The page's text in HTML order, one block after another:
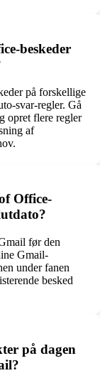
beskeder
på forskellige
svar-regler. Gå
opret flere regler
af
Office-
før den
Gmail-
under fanen
besked
på dagen